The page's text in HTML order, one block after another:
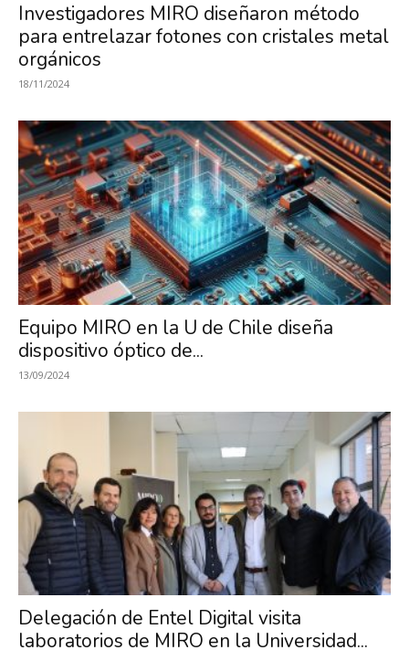
Investigadores MIRO diseñaron método
para entrelazar fotones con cristales metal
orgánicos
18/11/2024
Equipo MIRO en la U de Chile diseña
dispositivo óptico de...
13/09/2024
Delegación de Entel Digital visita
laboratorios de MIRO en la Universidad...